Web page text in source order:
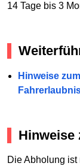
14 Tage bis 3
Hinweise
Hinweise
Die Abholung